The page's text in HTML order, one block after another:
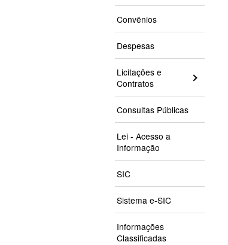
Convênios
Despesas
Licitações e
Contratos
Consultas Públicas
Lei - Acesso a
Informação
SIC
Sistema e-SIC
Informações
Classificadas